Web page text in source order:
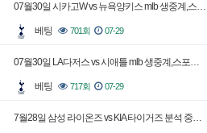
07월30일 시카고W vs 뉴욕양키스 mlb 생중계,스…
베팅 701회 07-29
07월30일 LA다저스 vs 시애틀 mlb 생중계,스포…
베팅 717회 07-29
7월28일 삼성 라이온즈 vs KIA 타이거즈 분석 중…